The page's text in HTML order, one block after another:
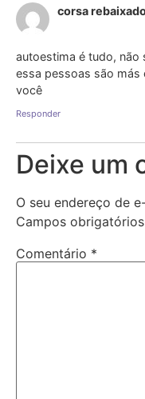
corsa
autoestima é tudo, não
essa pessoas são más
você
Responder
Deixe um
O seu endereço de
Campos
Comentário *